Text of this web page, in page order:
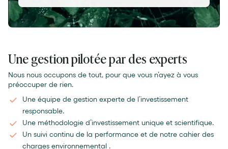
Une gestion pilotée par des experts
Nous nous occupons de tout, pour que vous n’ayez à vous
préoccuper de rien.
Une équipe de gestion experte de l’investissement
responsable.
Une méthodologie d’investissement unique et scientifique.
Un suivi continu de la performance et de notre cahier des
charges environnemental .